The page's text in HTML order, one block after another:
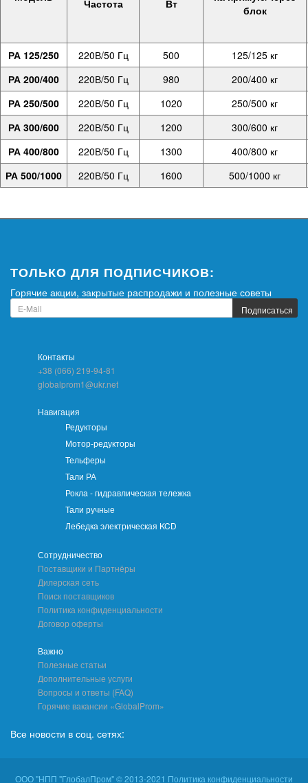
Частота
Вт
блок
РА 125/250 220В/50 Гц 500
125/125 кг
РА 200/400
220В/50 Гц 980
200/400 кг
РА 250/500
220В/50 Гц 1020
250/500 кг
РА 300/600
220В/50 Гц 1200
300/600 кг
РА 400/800
220В/50 Гц 1300
400/800 кг
РА 500/1000
220В/50 Гц 1600 500/1000 кг
ТОЛЬКО ДЛЯ ПОДПИСЧИКОВ:
Горячие акции, закрытые распродажи и полезные советы
Подписаться
Контакты
+38 (066) 219-94-81
globalprom1@ukr.net
Навигация
Редукторы
Мотор-редукторы
Тельферы
Тали РА
Рокла - гидравлическая тележка
Тали ручные
Лебедка электрическая KCD
Сотрудничество
Поставщики и Партнёры
Дилерская сеть
Поиск поставщиков
Политика конфиденциальности
Договор оферты
Важно
Полезные статьи
Дополнительные услуги
Вопросы и ответы (FAQ)
Горячие вакансии «GlobalProm»
Все новости в соц. сетях:
ООО "НПП "ГлобалПром" © 2013-2021 Политика конфиденциальности